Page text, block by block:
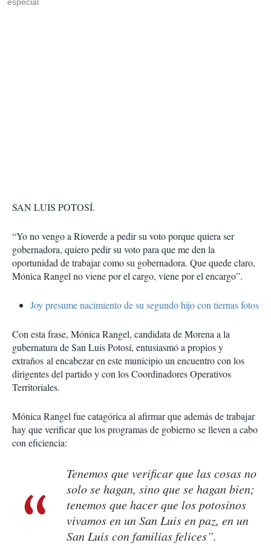
especial
SAN LUIS POTOSÍ.
“Yo no vengo a Rioverde a pedir su voto porque quiera ser
gobernadora, quiero pedir su voto para que me den la
oportunidad de trabajar como su gobernadora. Que quede claro,
Mónica Rangel no viene por el cargo, viene por el encargo”.
Joy presume nacimiento de su segundo hijo con tiernas fotos
Con esta frase, Mónica Rangel, candidata de Morena a la
gubernatura de San Luis Potosí, entusiasmó a propios y
extraños al encabezar en este municipio un encuentro con los
dirigentes del partido y con los Coordinadores Operativos
Territoriales.
Mónica Rangel fue catagórica al afirmar que además de trabajar
hay que verificar que los programas de gobierno se lleven a cabo
con eficiencia:
Tenemos que verificar que las cosas no
solo se hagan, sino que se hagan bien;
tenemos que hacer que los potosinos
vivamos en un San Luis en paz, en un
San Luis con familias felices”.